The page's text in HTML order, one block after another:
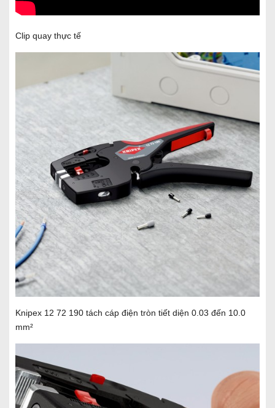
Clip quay thực tế
Knipex 12 72 190 tách cáp điện tròn tiết diện 0.03 đến 10.0
mm²